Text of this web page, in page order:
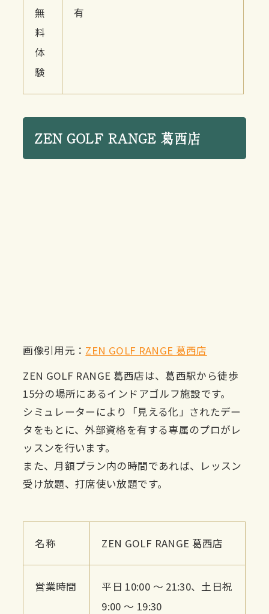
無
料
体
験
有
ZEN GOLF RANGE 葛西店
画像引用元： ZEN GOLF RANGE 葛西店
ZEN GOLF RANGE 葛西店は、葛西駅から徒歩
15分の場所にあるインドアゴルフ施設です。
シミュレーターにより「見える化」されたデー
タをもとに、外部資格を有する専属のプロがレ
ッスンを行います。
また、月額プラン内の時間であれば、レッスン
受け放題、打席使い放題です。
名称 ZEN GOLF RANGE 葛西店
営業時間
平日 10:00 ～ 21:30、土日祝
9:00 ～ 19:30